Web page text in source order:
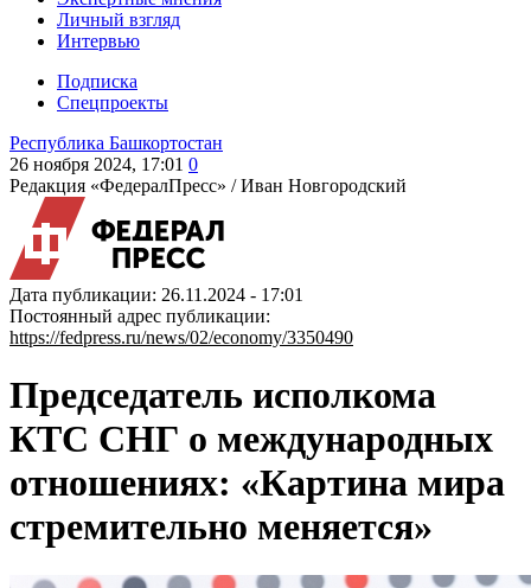
Личный взгляд
Интервью
Подписка
Спецпроекты
Республика Башкортостан
26 ноября 2024, 17:01 0
Редакция «ФедералПресс» /Иван Новгородский
Дата публикации: 26.11.2024 - 17:01
Постоянный адрес публикации:
https://fedpress.ru/news/02/economy/3350490
Председатель исполкома
КТС СНГ о международных
отношениях: «Картина мира
стремительно меняется»